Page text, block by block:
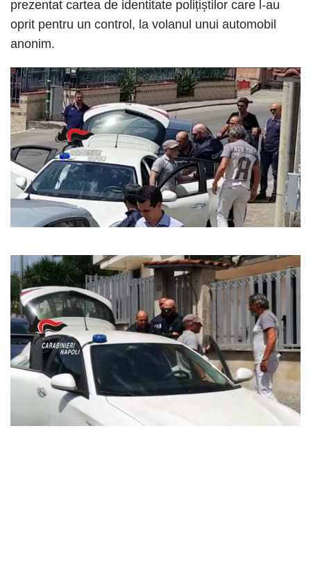
prezentat cartea de identitate polițiștilor care l-au
oprit pentru un control, la volanul unui automobil
anonim.